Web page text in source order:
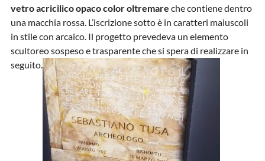
vetro acricilico opaco color oltremare che contiene dentro
una macchia rossa. L’iscrizione sotto è in caratteri maiuscoli
in stile con arcaico. Il progetto prevedeva un elemento
scultoreo sospeso e trasparente che si spera di realizzare in
seguito.